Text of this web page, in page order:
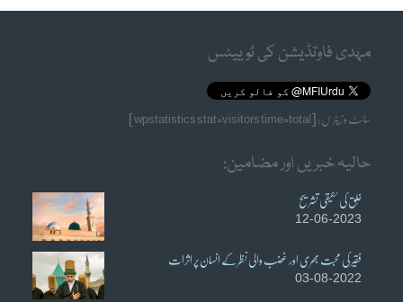
مہدی فاوٗنڈیشن کی ٹوییٹس
سائٹ وزیٹرس: [wpstatistics stat=visitors time=total]
حالیہ خبریں اور مضامین:
خُلق کی حقیقی تشریح
12-06-2023
فقیر کی محبت بھری اور غضب والی نظر کے انسان پر اثرات
03-08-2022